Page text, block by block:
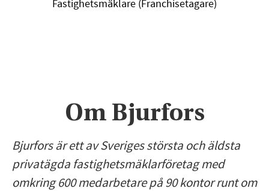
Fastighetsmäklare (Franchisetagare)
Om Bjurfors
Bjurfors är ett av Sveriges största och äldsta
privatägda fastighetsmäklarföretag med
omkring 600 medarbetare på 90 kontor runt om